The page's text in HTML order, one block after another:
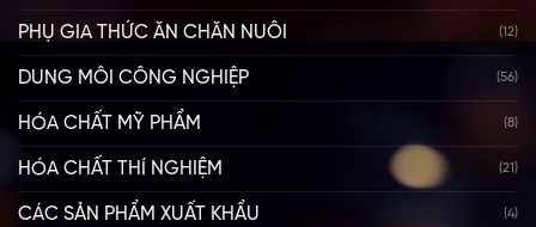
PHỤ GIA THỨC ĂN CHĂN NUÔI (12)
DUNG MÔI CÔNG NGHIỆP (56)
HÓA CHẤT MỸ PHẨM (8)
HÓA CHẤT THÍ NGHIỆM (21)
CÁC SẢN PHẨM XUẤT KHẨU (4)